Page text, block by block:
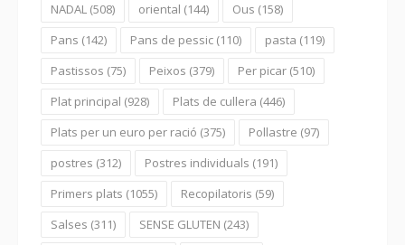
NADAL (508) oriental (144) Ous (158)
Pans (142) Pans de pessic (110) pasta (119)
Pastissos (75) Peixos (379) Per picar (510)
Plat principal (928) Plats de cullera (446)
Plats per un euro per ració (375) Pollastre (97)
postres (312) Postres individuals (191)
Primers plats (1055) Recopilatoris (59)
Salses (311) SENSE GLUTEN (243)